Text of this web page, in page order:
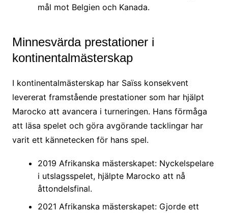
mål mot Belgien och Kanada.
Minnesvärda prestationer i
kontinentalmästerskap
I kontinentalmästerskap har Saïss konsekvent
levererat framstående prestationer som har hjälpt
Marocko att avancera i turneringen. Hans förmåga
att läsa spelet och göra avgörande tacklingar har
varit ett kännetecken för hans spel.
2019 Afrikanska mästerskapet: Nyckelspelare
i utslagsspelet, hjälpte Marocko att nå
åttondelsfinal.
2021 Afrikanska mästerskapet: Gjorde ett